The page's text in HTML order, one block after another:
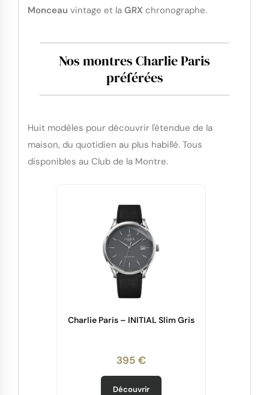
Monceau vintage et la GRX chronographe.
Nos montres Charlie Paris
préférées
Huit modèles pour découvrir l'étendue de la
maison, du quotidien au plus habillé. Tous
disponibles au Club de la Montre.
Charlie Paris – INITIAL Slim Gris
395 €
Découvrir